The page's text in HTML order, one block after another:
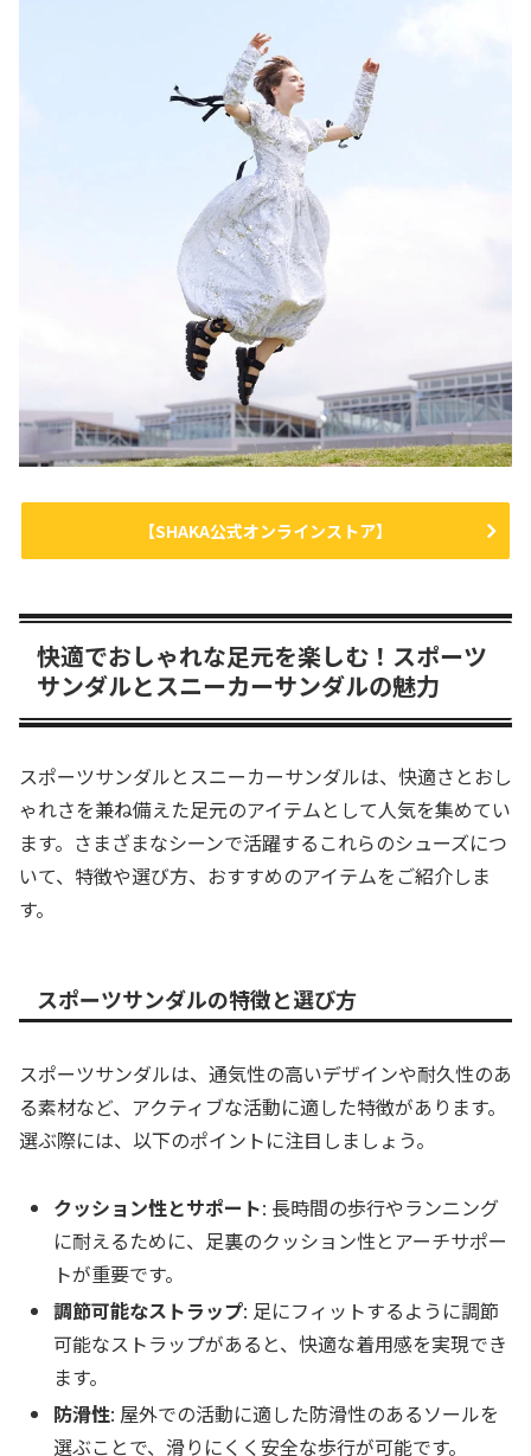
【SHAKA公式オンラインストア】
快適でおしゃれな足元を楽しむ！スポーツ
サンダルとスニーカーサンダルの魅力
スポーツサンダルとスニーカーサンダルは、快適さとおし
ゃれさを兼ね備えた足元のアイテムとして人気を集めてい
ます。さまざまなシーンで活躍するこれらのシューズにつ
いて、特徴や選び方、おすすめのアイテムをご紹介しま
す。
スポーツサンダルの特徴と選び方
スポーツサンダルは、通気性の高いデザインや耐久性のあ
る素材など、アクティブな活動に適した特徴があります。
選ぶ際には、以下のポイントに注目しましょう。
クッション性とサポート: 長時間の歩行やランニング
に耐えるために、足裏のクッション性とアーチサポー
トが重要です。
調節可能なストラップ: 足にフィットするように調節
可能なストラップがあると、快適な着用感を実現でき
ます。
防滑性: 屋外での活動に適した防滑性のあるソールを
選ぶことで、滑りにくく安全な歩行が可能です。